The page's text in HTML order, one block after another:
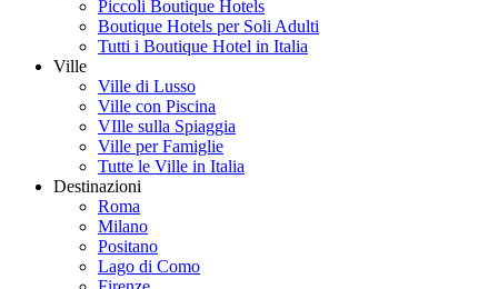
Piccoli Boutique Hotels
Boutique Hotels per Soli Adulti
Tutti i Boutique Hotel in Italia
Ville
Ville di Lusso
Ville con Piscina
VIlle sulla Spiaggia
Ville per Famiglie
Tutte le Ville in Italia
Destinazioni
Roma
Milano
Positano
Lago di Como